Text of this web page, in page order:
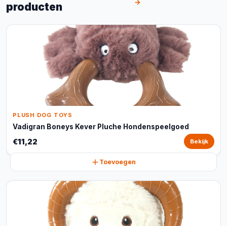
producten →
PLUSH DOG TOYS
Vadigran Boneys Kever Pluche Hondenspeelgoed
€11,22 Bekijk
Toevoegen